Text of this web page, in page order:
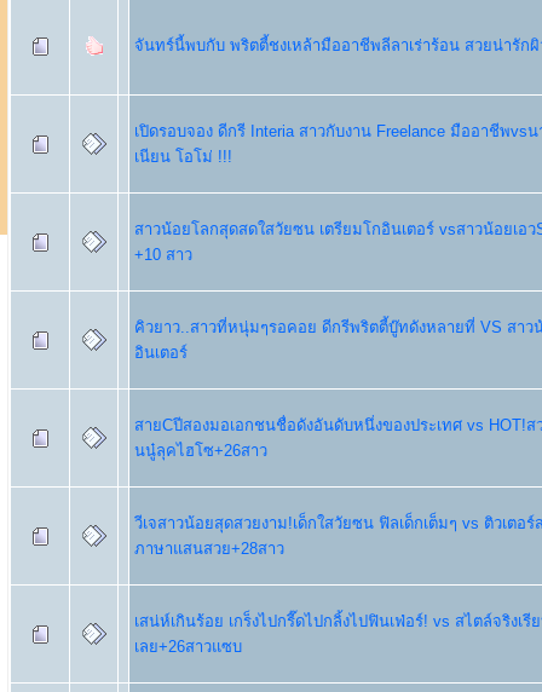
จันทร์นี้พบกับ พริตตี้ชงเหล้ามืออาชีพลีลาเร่าร้อน สวยน่ารัก
เปิดรอบจอง ดีกรี Interia สาวกับงาน Freelance มืออาชีพvsน
เนียน โอโม่ !!!
สาวน้อยโลกสุดสดใสวัยซน เตรียมโกอินเตอร์ vsสาวน้อยเอว
+10 สาว
คิวยาว..สาวที่หนุ่มๆรอคอย ดีกรีพริตตี้บู๊ทดังหลายที่ VS สาว
อินเตอร์
สายCปีสองมอเอกชนชื่อดังอันดับหนึ่งของประเทศ vs HOT!ส
นนู๋ลุคไฮโซ+26สาว
วีเจสาวน้อยสุดสวยงาม!เด็กใสวัยซน ฟิลเด็กเต็มๆ vs ติวเตอร์
ภาษาแสนสวย+28สาว
เสน่ห์เกินร้อย เกร็งไปกรี๊ดไปกลิ้งไปฟินเฟ่อร์! vs สไตล์จริงเรี
เลย+26สาวแซบ